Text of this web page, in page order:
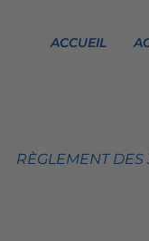
ACCUEIL
RÈGLEMENT DES